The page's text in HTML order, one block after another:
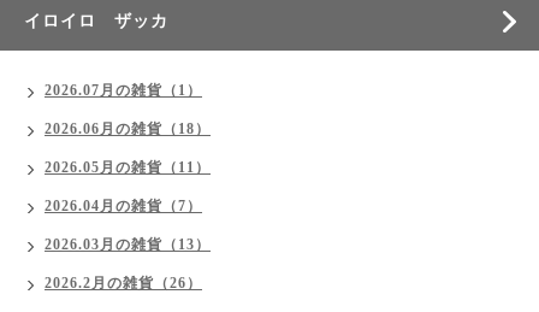
イロイロ ザッカ
2026.07月の雑貨（1）
2026.06月の雑貨（18）
2026.05月の雑貨（11）
2026.04月の雑貨（7）
2026.03月の雑貨（13）
2026.2月の雑貨（26）